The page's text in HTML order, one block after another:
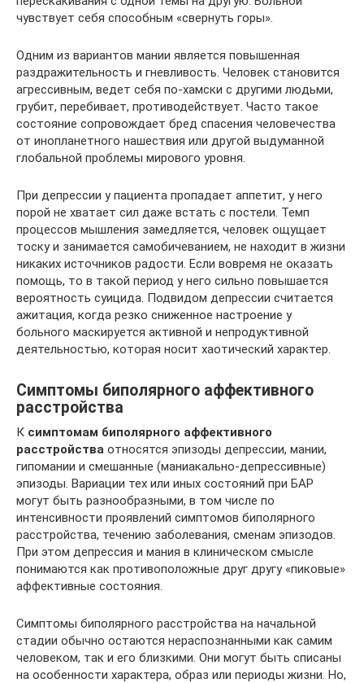
чувствует себя способным «свернуть горы».
Одним из вариантов мании является повышенная
раздражительность и гневливость. Человек становится
агрессивным, ведет себя по-хамски с другими людьми,
грубит, перебивает, противодействует. Часто такое
состояние сопровождает бред спасения человечества
от инопланетного нашествия или другой выдуманной
глобальной проблемы мирового уровня.
При депрессии у пациента пропадает аппетит, у него
порой не хватает сил даже встать с постели. Темп
процессов мышления замедляется, человек ощущает
тоску и занимается самобичеванием, не находит в жизни
никаких источников радости. Если вовремя не оказать
помощь, то в такой период у него сильно повышается
вероятность суицида. Подвидом депрессии считается
ажитация, когда резко сниженное настроение у
больного маскируется активной и непродуктивной
деятельностью, которая носит хаотический характер.
Симптомы биполярного аффективного
расстройства
К симптомам биполярного аффективного
расстройства относятся эпизоды депрессии, мании,
гипомании и смешанные (маниакально-депрессивные)
эпизоды. Вариации тех или иных состояний при БАР
могут быть разнообразными, в том числе по
интенсивности проявлений симптомов биполярного
расстройства, течению заболевания, сменам эпизодов.
При этом депрессия и мания в клиническом смысле
понимаются как противоположные друг другу «пиковые»
аффективные состояния.
Симптомы биполярного расстройства на начальной
стадии обычно остаются нераспознанными как самим
человеком, так и его близкими. Они могут быть списаны
на особенности характера, образ или периоды жизни. Но,